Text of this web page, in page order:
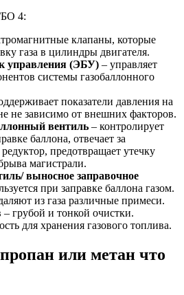
4:
клапаны, которые
газа в цилиндры двигателя.
управления (ЭБУ) – управляет
системы газобаллонного
показатели давления на
не зависимо от внешних факторов.
вентиль – контролирует
баллона, отвечает за
предотвращает утечку
магистрали.
выносное заправочное
при заправке баллона газом.
из газа различные примеси.
грубой и тонкой очистки.
для хранения газового топлива.
или метан что